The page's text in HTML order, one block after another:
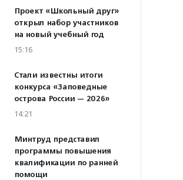
Проект «Школьный друг»
открыл набор участников
на новый учебный год
15:16
Стали известны итоги
конкурса «Заповедные
острова России — 2026»
14:21
Минтруд представил
программы повышения
квалификации по ранней
помощи